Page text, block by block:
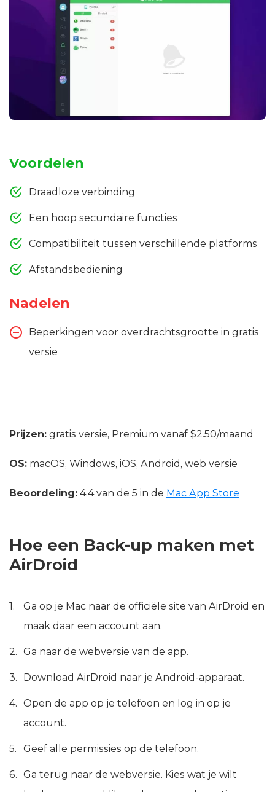
Voordelen
Draadloze verbinding
Een hoop secundaire functies
Compatibiliteit tussen verschillende platforms
Afstandsbediening
Nadelen
Beperkingen voor overdrachtsgrootte in gratis
versie
Prijzen: gratis versie, Premium vanaf $2.50/maand
OS: macOS, Windows, iOS, Android, web versie
Beoordeling: 4.4 van de 5 in de Mac App Store
Hoe een Back-up maken met
AirDroid
Ga op je Mac naar de officiële site van AirDroid en
maak daar een account aan.
Ga naar de webversie van de app.
Download AirDroid naar je Android-apparaat.
Open de app op je telefoon en log in op je
account.
Geef alle permissies op de telefoon.
Ga terug naar de webversie. Kies wat je wilt